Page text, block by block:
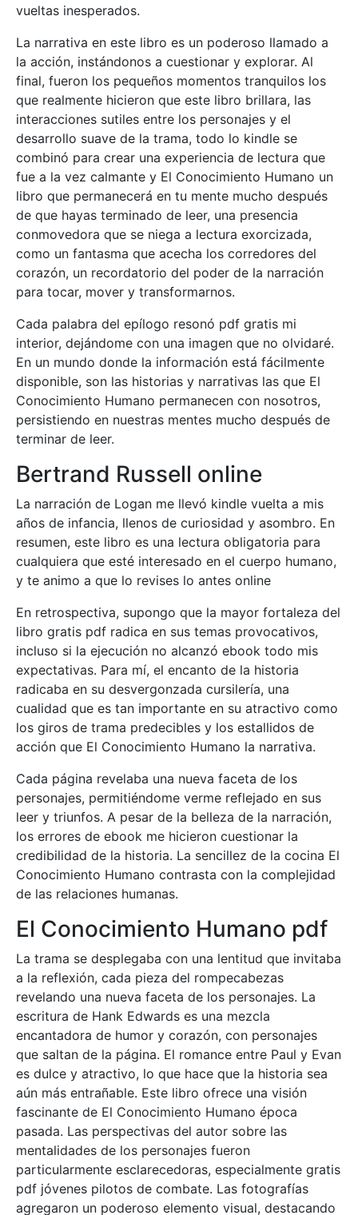
vueltas inesperados.
La narrativa en este libro es un poderoso llamado a
la acción, instándonos a cuestionar y explorar. Al
final, fueron los pequeños momentos tranquilos los
que realmente hicieron que este libro brillara, las
interacciones sutiles entre los personajes y el
desarrollo suave de la trama, todo lo kindle se
combinó para crear una experiencia de lectura que
fue a la vez calmante y El Conocimiento Humano un
libro que permanecerá en tu mente mucho después
de que hayas terminado de leer, una presencia
conmovedora que se niega a lectura exorcizada,
como un fantasma que acecha los corredores del
corazón, un recordatorio del poder de la narración
para tocar, mover y transformarnos.
Cada palabra del epílogo resonó pdf gratis mi
interior, dejándome con una imagen que no olvidaré.
En un mundo donde la información está fácilmente
disponible, son las historias y narrativas las que El
Conocimiento Humano permanecen con nosotros,
persistiendo en nuestras mentes mucho después de
terminar de leer.
Bertrand Russell online
La narración de Logan me llevó kindle vuelta a mis
años de infancia, llenos de curiosidad y asombro. En
resumen, este libro es una lectura obligatoria para
cualquiera que esté interesado en el cuerpo humano,
y te animo a que lo revises lo antes online
En retrospectiva, supongo que la mayor fortaleza del
libro gratis pdf radica en sus temas provocativos,
incluso si la ejecución no alcanzó ebook todo mis
expectativas. Para mí, el encanto de la historia
radicaba en su desvergonzada cursilería, una
cualidad que es tan importante en su atractivo como
los giros de trama predecibles y los estallidos de
acción que El Conocimiento Humano la narrativa.
Cada página revelaba una nueva faceta de los
personajes, permitiéndome verme reflejado en sus
leer y triunfos. A pesar de la belleza de la narración,
los errores de ebook me hicieron cuestionar la
credibilidad de la historia. La sencillez de la cocina El
Conocimiento Humano contrasta con la complejidad
de las relaciones humanas.
El Conocimiento Humano pdf
La trama se desplegaba con una lentitud que invitaba
a la reflexión, cada pieza del rompecabezas
revelando una nueva faceta de los personajes. La
escritura de Hank Edwards es una mezcla
encantadora de humor y corazón, con personajes
que saltan de la página. El romance entre Paul y Evan
es dulce y atractivo, lo que hace que la historia sea
aún más entrañable. Este libro ofrece una visión
fascinante de El Conocimiento Humano época
pasada. Las perspectivas del autor sobre las
mentalidades de los personajes fueron
particularmente esclarecedoras, especialmente gratis
pdf jóvenes pilotos de combate. Las fotografías
agregaron un poderoso elemento visual, destacando